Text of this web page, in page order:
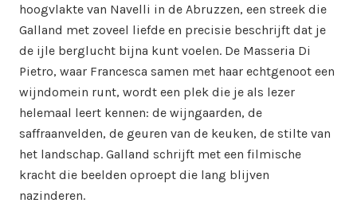
hoogvlakte van Navelli in de Abruzzen, een streek die
Galland met zoveel liefde en precisie beschrijft dat je
de ijle berglucht bijna kunt voelen. De Masseria Di
Pietro, waar Francesca samen met haar echtgenoot een
wijndomein runt, wordt een plek die je als lezer
helemaal leert kennen: de wijngaarden, de
saffraanvelden, de geuren van de keuken, de stilte van
het landschap. Galland schrijft met een filmische
kracht die beelden oproept die lang blijven
nazinderen.